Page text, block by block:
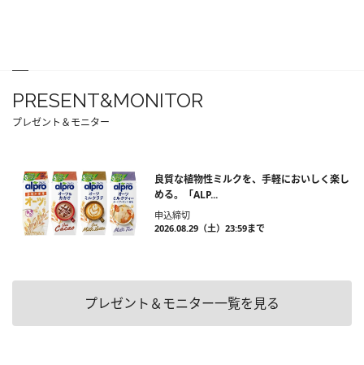
PRESENT&MONITOR
プレゼント＆モニター
良質な植物性ミルクを、手軽においしく楽し
める。「ALP...
申込締切
2026.08.29（土）23:59まで
プレゼント＆モニター一覧を見る